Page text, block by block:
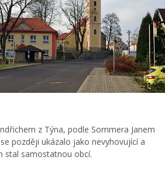
z Týna, podle Sommera Janem
později ukázalo jako nevyhovující a
stal samostatnou obcí.